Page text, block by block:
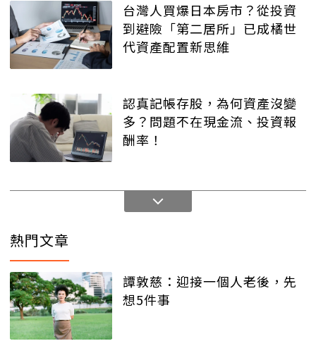
台灣人買爆日本房市？從投資
到避險「第二居所」已成橘世
代資產配置新思維
認真記帳存股，為何資產沒變
多？問題不在現金流、投資報
酬率！
熱門文章
譚敦慈：迎接一個人老後，先
想5件事